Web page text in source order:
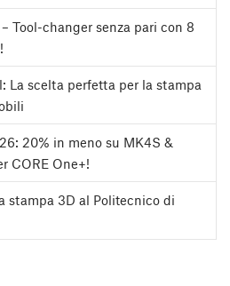
Tool-changer senza pari con 8
La scelta perfetta per la stampa
20% in meno su MK4S &
CORE One+!
stampa 3D al Politecnico di